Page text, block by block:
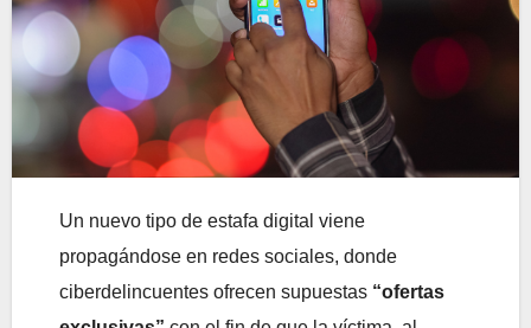
Un nuevo tipo de estafa digital viene
propagándose en redes sociales, donde
ciberdelincuentes ofrecen supuestas “ofertas